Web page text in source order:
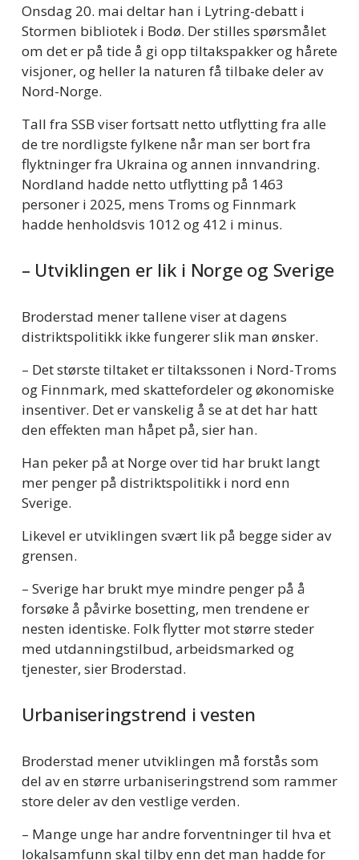
Onsdag 20. mai deltar han i Lytring-debatt i
Stormen bibliotek i Bodø. Der stilles spørsmålet
om det er på tide å gi opp tiltakspakker og hårete
visjoner, og heller la naturen få tilbake deler av
Nord-Norge.
Tall fra SSB viser fortsatt netto utflytting fra alle
de tre nordligste fylkene når man ser bort fra
flyktninger fra Ukraina og annen innvandring.
Nordland hadde netto utflytting på 1463
personer i 2025, mens Troms og Finnmark
hadde henholdsvis 1012 og 412 i minus.
– Utviklingen er lik i Norge og Sverige
Broderstad mener tallene viser at dagens
distriktspolitikk ikke fungerer slik man ønsker.
– Det største tiltaket er tiltakssonen i Nord-Troms
og Finnmark, med skattefordeler og økonomiske
insentiver. Det er vanskelig å se at det har hatt
den effekten man håpet på, sier han.
Han peker på at Norge over tid har brukt langt
mer penger på distriktspolitikk i nord enn
Sverige.
Likevel er utviklingen svært lik på begge sider av
grensen.
– Sverige har brukt mye mindre penger på å
forsøke å påvirke bosetting, men trendene er
nesten identiske. Folk flytter mot større steder
med utdanningstilbud, arbeidsmarked og
tjenester, sier Broderstad.
Urbaniseringstrend i vesten
Broderstad mener utviklingen må forstås som
del av en større urbaniseringstrend som rammer
store deler av den vestlige verden.
– Mange unge har andre forventninger til hva et
lokalsamfunn skal tilby enn det man hadde for